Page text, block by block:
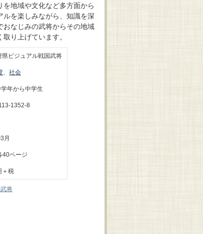
地域や文化など多方面から
ルを楽しみながら、知識を深
おなじみの武将からその地域
り上げています。
県ビジュアル戦国武将
、 社会
年から中学生
1352-8
月
ページ
＋税
将